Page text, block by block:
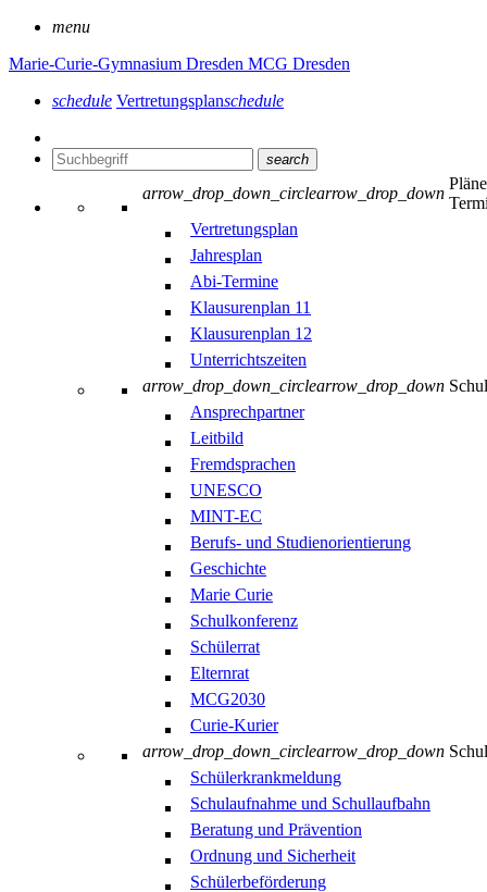
menu
Marie-Curie-Gymnasium Dresden MCG Dresden
schedule Vertretungsplanschedule
search
arrow_drop_down_circlearrow_drop_down
Vertretungsplan
Jahresplan
Abi-Termine
Klausurenplan 11
Klausurenplan 12
Unterrichtszeiten
arrow_drop_down_circlearrow_drop_down
Ansprechpartner
Leitbild
Fremdsprachen
UNESCO
MINT-EC
Berufs- und Studienorientierung
Geschichte
Marie Curie
Schulkonferenz
Schülerrat
Elternrat
MCG2030
Curie-Kurier
arrow_drop_down_circlearrow_drop_down
Schülerkrankmeldung
Schulaufnahme und Schullaufbahn
Beratung und Prävention
Ordnung und Sicherheit
Schülerbeförderung